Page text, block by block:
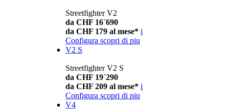
Streetfighter V2
da CHF 16´690
da CHF 179 al mese* i
Configura scopri di piu
V2 S
Streetfighter V2 S
da CHF 19´290
da CHF 209 al mese* i
Configura scopri di piu
V4